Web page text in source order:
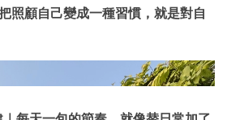
把照顧自己變成一種習慣，就是對自